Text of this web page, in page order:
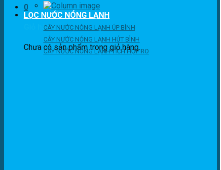
0
Giỏ hàng
Chưa có sản phẩm trong giỏ hàng.
LỌC NƯỚC NÓNG LẠNH
CÂY NƯỚC NÓNG LẠNH ÚP BÌNH
CÂY NƯỚC NÓNG LẠNH HÚT BÌNH
CÂY NƯỚC NÓNG LẠNH TÍCH HỢP RO